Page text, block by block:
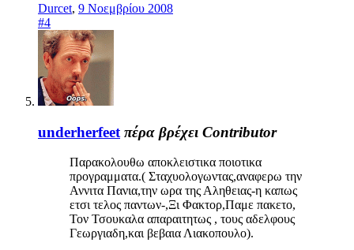
Durcet, 9 Νοεμβρίου 2008
#4
underherfeet πέρα βρέχει Contributor
Παρακολουθω αποκλειστικα ποιοτικα
προγραμματα.( Σταχυολογωντας,αναφερω την
Αννιτα Πανια,την ωρα της Αληθειας-η καπως
ετσι τελος παντων-,Ξι Φακτορ,Παμε πακετο,
Τον Τσουκαλα απαραιτητως , τους αδελφους
Γεωργιαδη,και βεβαια Λιακοπουλο).